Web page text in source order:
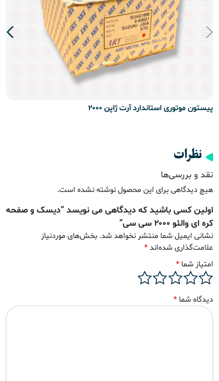
پیستون موتوری استاندارد آرت ژاپن ۲۰۰۰
نظرات
نقد و بررسی‌ها
هیچ دیدگاهی برای این محصول نوشته نشده است.
اولین کسی باشید که دیدگاهی می نویسد “دیسک و صفحه
کره ای والئو ۲۰۰۰ سی سی”
نشانی ایمیل شما منتشر نخواهد شد. بخش‌های موردنیاز
علامت‌گذاری شده‌اند*
امتیاز شما *
دیدگاه شما *